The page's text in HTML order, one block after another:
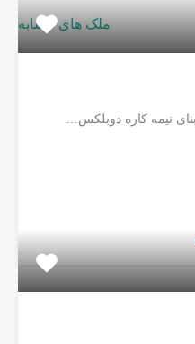
ملک های مشابه